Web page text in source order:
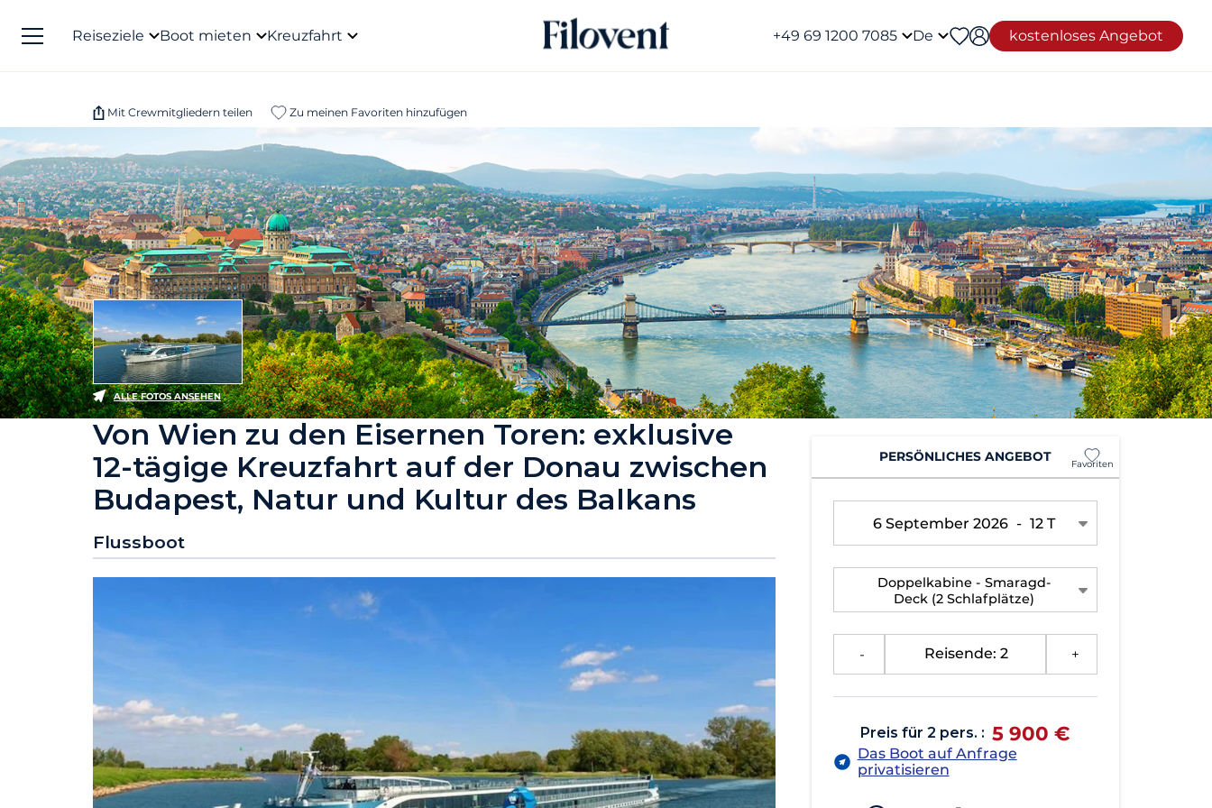
Reiseziele Boot mieten Kreuzfahrt +49 69 1200 7085 De kostenloses Angebot
Mit Crewmitgliedern teilen Zu meinen Favoriten hinzufügen
ALLE FOTOS ANSEHEN
Von Wien zu den Eisernen Toren: exklusive
12-tägige Kreuzfahrt auf der Donau zwischen
Budapest, Natur und Kultur des Balkans
Flussboot
PERSÖNLICHES ANGEBOT Favoriten
6 September 2026 - 12 T
Doppelkabine - Smaragd-
Deck (2 Schlafplätze)
Reisende: 2
Preis für 2 pers. : 5 900 €
Das Boot auf Anfrage
privatisieren